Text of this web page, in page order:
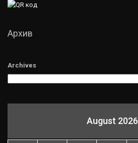
Архив
Archives
August 2026